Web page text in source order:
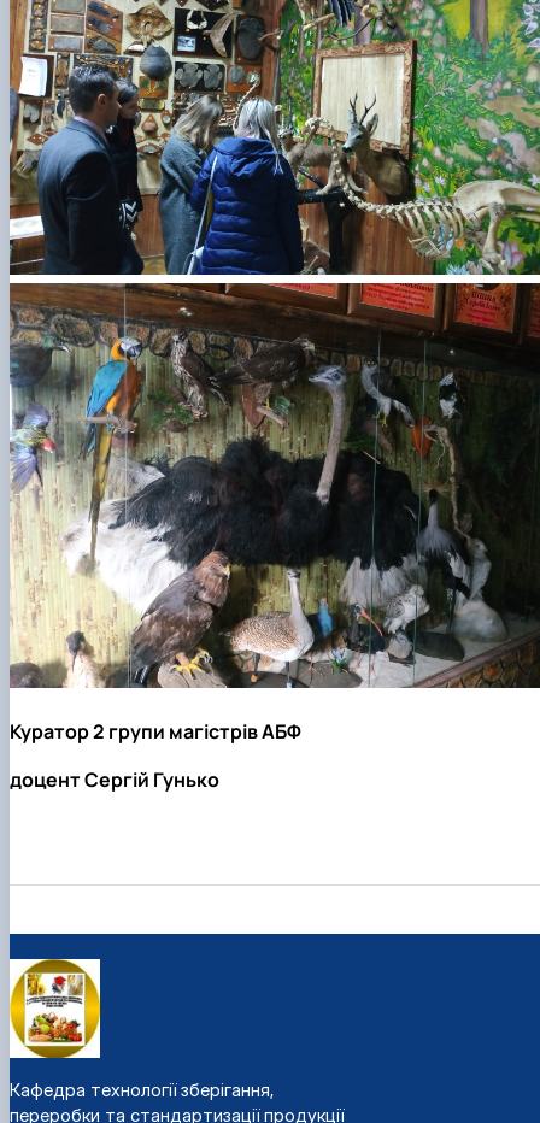
Куратор 2 групи магістрів АБФ
доцент Сергій Гунько
Кафедра технології зберігання,
переробки та стандартизації продукції